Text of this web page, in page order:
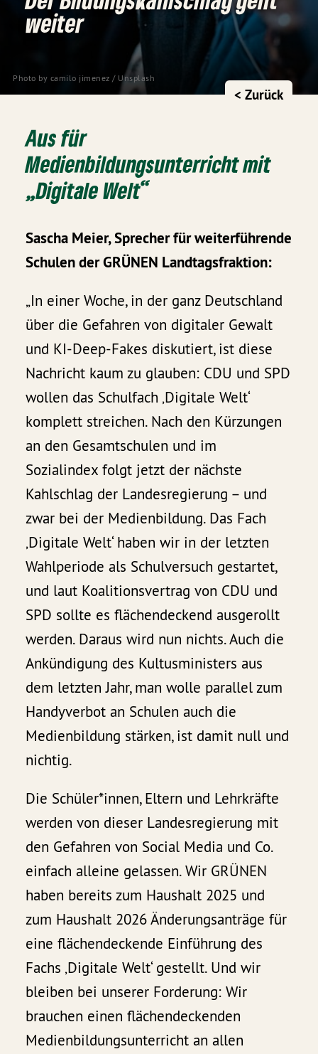
Photo by camilo jimenez / Unsplash
weiter
< Zurück
Aus für
Medienbildungsunterricht mit
„Digitale Welt“
Sascha Meier, Sprecher für weiterführende
Schulen der GRÜNEN Landtagsfraktion:
„In einer Woche, in der ganz Deutschland
über die Gefahren von digitaler Gewalt
und KI-Deep-Fakes diskutiert, ist diese
Nachricht kaum zu glauben: CDU und SPD
wollen das Schulfach ‚Digitale Welt‘
komplett streichen. Nach den Kürzungen
an den Gesamtschulen und im
Sozialindex folgt jetzt der nächste
Kahlschlag der Landesregierung – und
zwar bei der Medienbildung. Das Fach
‚Digitale Welt‘ haben wir in der letzten
Wahlperiode als Schulversuch gestartet,
und laut Koalitionsvertrag von CDU und
SPD sollte es flächendeckend ausgerollt
werden. Daraus wird nun nichts. Auch die
Ankündigung des Kultusministers aus
dem letzten Jahr, man wolle parallel zum
Handyverbot an Schulen auch die
Medienbildung stärken, ist damit null und
nichtig.
Die Schüler*innen, Eltern und Lehrkräfte
werden von dieser Landesregierung mit
den Gefahren von Social Media und Co.
einfach alleine gelassen. Wir GRÜNEN
haben bereits zum Haushalt 2025 und
zum Haushalt 2026 Änderungsanträge für
eine flächendeckende Einführung des
Fachs ‚Digitale Welt‘ gestellt. Und wir
bleiben bei unserer Forderung: Wir
brauchen einen flächendeckenden
Medienbildungsunterricht an allen